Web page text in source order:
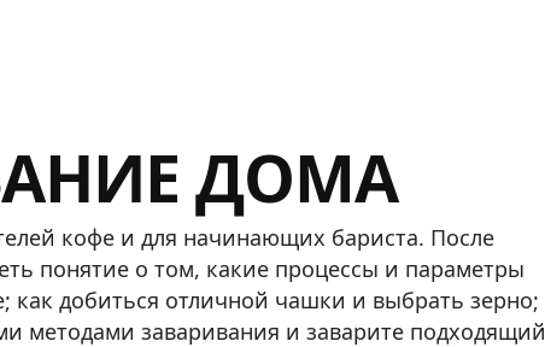
ДОМА
кофе и для начинающих бариста. После
понятие о том, какие процессы и параметры
как добиться отличной чашки и выбрать зерно;
методами заваривания и заварите подходящий